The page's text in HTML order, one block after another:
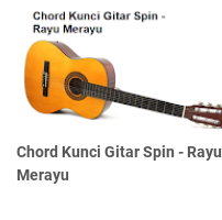
Chord Kunci Gitar Spin - Rayu
Merayu